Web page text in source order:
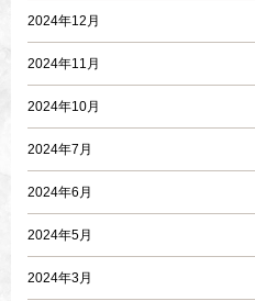
2024年12月
2024年11月
2024年10月
2024年7月
2024年6月
2024年5月
2024年3月